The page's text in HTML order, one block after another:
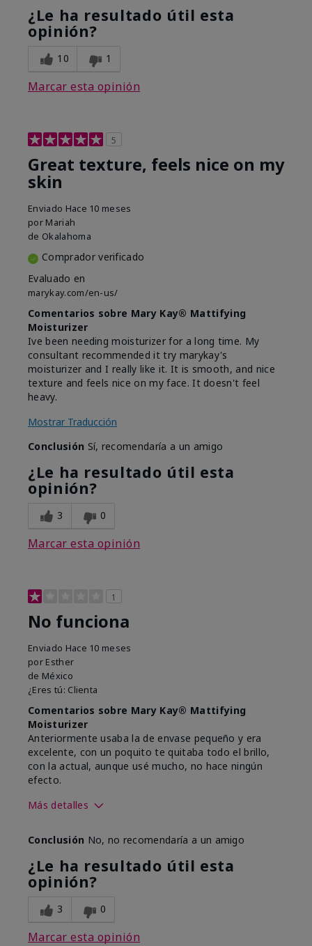
¿Le ha resultado útil esta
opinión?
10 1
Marcar esta opinión
5
Great texture, feels nice on my
skin
Enviado Hace 10 meses
por Mariah
de Okalahoma
Comprador verificado
Evaluado en
marykay.com/en-us/
Comentarios sobre Mary Kay® Mattifying
Moisturizer
Ive been needing moisturizer for a long time. My
consultant recommended it try marykay's
moisturizer and I really like it. It is smooth, and nice
texture and feels nice on my face. It doesn't feel
heavy.
Mostrar Traducción
Conclusión Sí, recomendaría a un amigo
¿Le ha resultado útil esta
opinión?
3 0
Marcar esta opinión
1
No funciona
Enviado Hace 10 meses
por Esther
de México
¿Eres tú: Clienta
Comentarios sobre Mary Kay® Mattifying
Moisturizer
Anteriormente usaba la de envase pequeño y era
excelente, con un poquito te quitaba todo el brillo,
con la actual, aunque usé mucho, no hace ningún
efecto.
Más detalles
¿Qué te llevó a probar este
producto?
Piel brillosa
¿Cuál fue tu experiencia de uso
general con este producto?
Ningún efecto
Conclusión No, no recomendaría a un amigo
¿Le ha resultado útil esta
opinión?
3 0
Marcar esta opinión